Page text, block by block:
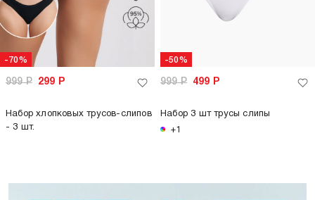
-70%
999Р 299 Р
Набор хлопковых трусов-слипов
- 3 шт.
-50%
999Р 499 Р
Набор 3 шт трусы слипы
+1